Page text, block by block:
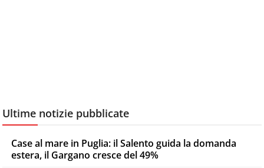
Ultime notizie pubblicate
Case al mare in Puglia: il Salento guida la domanda
estera, il Gargano cresce del 49%